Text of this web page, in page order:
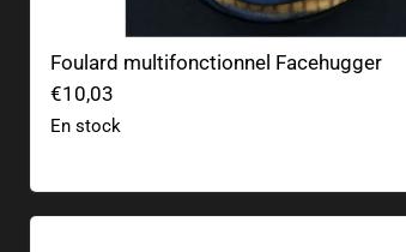
Foulard multifonctionnel Facehugger
€10,03
En stock